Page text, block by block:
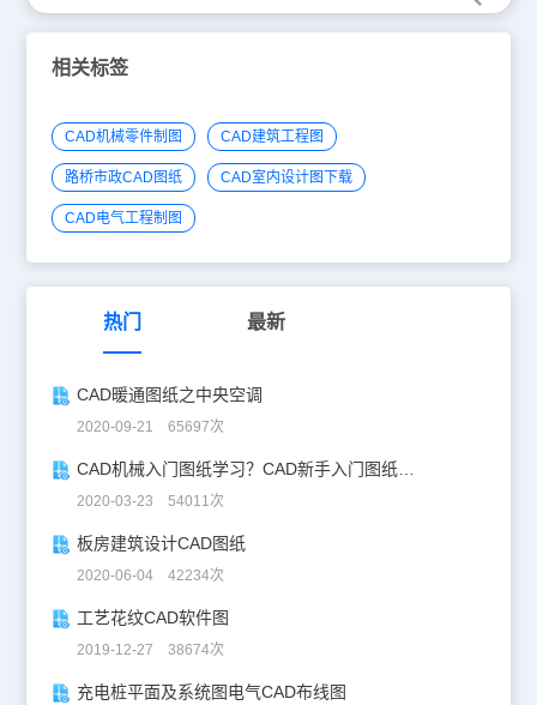
相关标签
CAD机械零件制图 CAD建筑工程图
路桥市政CAD图纸 CAD室内设计图下载
CAD电气工程制图
热门 最新
CAD暖通图纸之中央空调
2020-09-21 65697次
CAD机械入门图纸学习？CAD新手入门图纸练习
2020-03-23 54011次
板房建筑设计CAD图纸
2020-06-04 42234次
工艺花纹CAD软件图
2019-12-27 38674次
充电桩平面及系统图电气CAD布线图